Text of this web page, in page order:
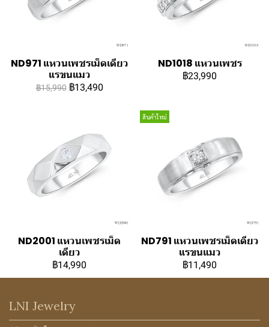
ND971 แหวนเพชรเม็ดเดียว
แรขนแมว
฿15,990 ฿13,490
ND1018 แหวนเพชร
฿23,990
ND2001 แหวนเพชรเม็ด
เดียว
฿14,990
สินค้าใหม่
ND791 แหวนเพชรเม็ดเดียว
แรขนแมว
฿11,490
LNI Jewelry